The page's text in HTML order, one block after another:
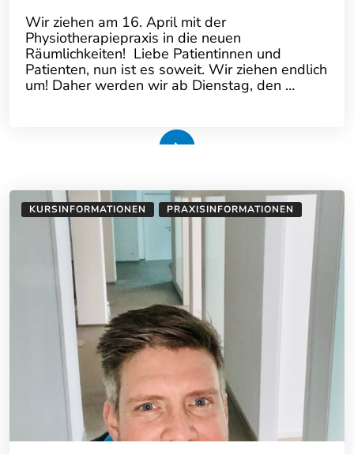
Wir ziehen am 16. April mit der
Physiotherapiepraxis in die neuen
Räumlichkeiten! Liebe Patientinnen und
Patienten, nun ist es soweit. Wir ziehen endlich
um! Daher werden wir ab Dienstag, den …
KURSINFORMATIONEN PRAXISINFORMATIONEN